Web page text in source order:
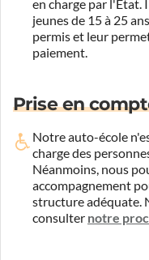
en charge par l'État.
jeunes de 15 à 25
permis et leur
paiement.
Prise en
Notre auto-école
charge des
Néanmoins, nous
accompagnement
structure adéquate.
consulter notre